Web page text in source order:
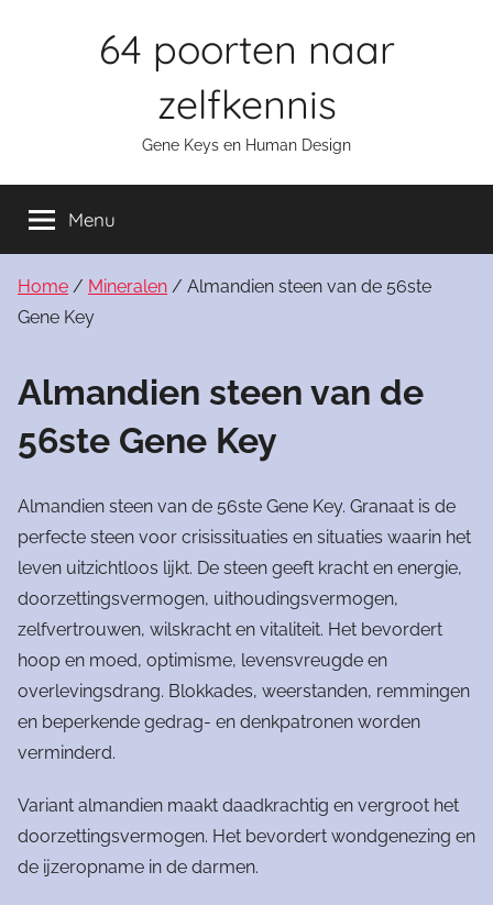
64 poorten naar
zelfkennis
Gene Keys en Human Design
Menu
Home / Mineralen / Almandien steen van de 56ste
Gene Key
Almandien steen van de
56ste Gene Key
Almandien steen van de 56ste Gene Key. Granaat is de
perfecte steen voor crisissituaties en situaties waarin het
leven uitzichtloos lijkt. De steen geeft kracht en energie,
doorzettingsvermogen, uithoudingsvermogen,
zelfvertrouwen, wilskracht en vitaliteit. Het bevordert
hoop en moed, optimisme, levensvreugde en
overlevingsdrang. Blokkades, weerstanden, remmingen
en beperkende gedrag- en denkpatronen worden
verminderd.
Variant almandien maakt daadkrachtig en vergroot het
doorzettingsvermogen. Het bevordert wondgenezing en
de ijzeropname in de darmen.